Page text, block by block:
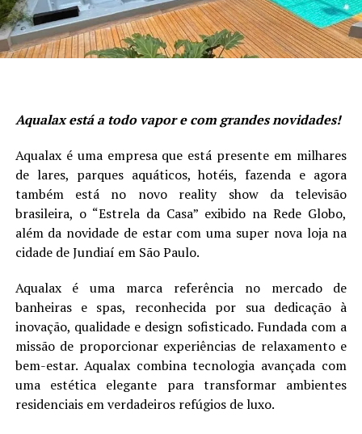
Aqualax está a todo vapor e com grandes novidades!
Aqualax é uma empresa que está presente em milhares
de lares, parques aquáticos, hotéis, fazenda e agora
também está no novo reality show da televisão
brasileira, o “Estrela da Casa” exibido na Rede Globo,
além da novidade de estar com uma super nova loja na
cidade de Jundiaí em São Paulo.
Aqualax é uma marca referência no mercado de
banheiras e spas, reconhecida por sua dedicação à
inovação, qualidade e design sofisticado. Fundada com a
missão de proporcionar experiências de relaxamento e
bem-estar. Aqualax combina tecnologia avançada com
uma estética elegante para transformar ambientes
residenciais em verdadeiros refúgios de luxo.